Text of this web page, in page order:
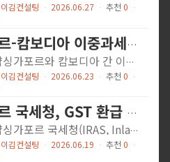
이김컨설팅 ㆍ 2026.06.27 ㆍ 추천 0 ㆍ
싱가포르-캄보디아 이중과세방지협정 제2의정서 발효
핵심 요약싱가포르와 캄보디아 간 이중과세방지협정(DTA)을 개정하는 제2의정서가 2026년 3월 6일 공식 발효되었습니다. 해당 의정서는 2023년 11월 2일 서명된 것으로, 약 2년여의 기간을 거쳐 효력이 발생하였습니다. 주요 내용으로는 협정 전문(Preamble) 수정과 함께 새로운 제28조(혜택 자격 조항)가 신설되었습니다. 이는 OECD/G20의 BEPS(세원잠식 및 이익이전 방지) 국제 기준을 협정에 반영한 것으로, 조세조약 남용 방지를 목적으로 합니다.상세 내용이번 제2의정서의 핵심은 국제적으로 합의된 BEPS(Base Erosion and Profit Shifting) 기준을 싱가포르-캄보디아 DTA에 통합한 것입니다. BEPS는 다국적 기업들이 조세조약을 이용해 세금을 부당하게 회피하는 행위를 방지하기 위해 OECD와 G20이 주도하여 마련한 국제 조세 표준입니다.새롭게 삽입된 제28조(Entitlement of Benefits, 혜택 자격 조항)은 조세조약상 혜택을 받을 수 있는 납세자의 요건을 명확히 규정합니다. 이 조항은 실질적인 사업 목적이 없는 거래 구조나 도관(Conduit) 회사를 통한 조약 남용을 차단하는 역할을 합니다. 즉, 단순히 조세 혜택을 목적으로 싱가포르 또는 캄보디아 법인을 설립·활용하는 방식은 앞으로 DTA 혜택 적용이 제한될 수 있습니다.협정 전문(Preamble)의 수정 역시 중요한 변화입니다. 개정된 전문에는 조세조약의 목적이 단순한 이중과세 방지에 그치지 않고, 탈세 및 조세 회피 방지도 포함됨을 명시하여, 조약 해석 시 과세당국이 보다 적극적으로 남용 행위를 규제할 수 있는 근거를 마련하였습니다.싱가포르 국세청(IRAS, Inland Revenue Authority of Singapore)은 제2의정서 전문을 공식 웹사이트를 통해 공개하였으며, 이는 싱가포르 재무부(Ministry of Finance) 명의로 발표되었습니다.시사점캄보디아 진출 한국 기업 주의 필요: 싱가포르 법인을 통해 캄보디아에 투자하거나 소득을 수취하는...
이김컨설팅 ㆍ 2026.06.23 ㆍ 추천 0 ㆍ
싱가포르 국세청, GST 환급 사기 대규모 단속…20곳 이상 급습
핵심 요약싱가포르 국세청(IRAS, Inland Revenue Authority of Singapore)이 2026년 3월 17일, GST(상품·서비스세) 환급 사기를 근절하기 위해 20개 이상의 사업장 및 주거지에 대한 전섬(island-wide) 동시 급습을 단행했습니다. 이번 작전에서 56세 여성 용의자 1명이 체포되었으며, 100만 싱가포르달러 이상으로 추정되는 명품 시계 179점을 포함한 회계 기록 및 전자기기 등이 압수되었습니다. 나머지 7명은 현재 조사에 협조 중이며, 물류·도매업 등 다양한 업종이 연루된 것으로 파악되었습니다.상세 내용허위 세금계산서와 페이퍼컴퍼니 동원한 조직적 사기이번 단속의 주요 용의자는 허위 매입 거래를 생성하고 거래액을 부풀린 뒤, 위조 세금계산서를 이용해 GST 환급을 부정 청구한 혐의를 받고 있습니다. 일부 사건에서는 페이퍼컴퍼니(shell company)를 활용해 허위 환급 청구를 조직적으로 진행한 정황도 포착되었습니다. 물류업과 도매업 등 여러 산업군에 걸쳐 다수의 사건이 별도로 진행 중입니다.2025년 감사 결과: 1,300개 이상 사업체 적발, 1억 달러 이상 추징IRAS는 데이터 분석 기반의 위험도 평가(risk-based approach)를 통해 정기적으로 GST 환급 청구에 대한 감사를 실시하고 있습니다. 2025년 한 해 동안 GST 환급을 청구한 1,300개 이상의 사업체가 감사를 받았으며, 잘못된 GST 신고 및 근거 없는 환급 청구 등 다양한 위반 사항이 적발되었습니다. 그 결과 세금 및 과징금 1억 싱가포르달러 이상이 추징되었습니다.GST 사기에 대한 강력한 처벌 규정싱가포르에서 GST 사기는 중범죄로 분류됩니다. 유죄 판결 시 탈루 세액의 3배에 해당하는 과징금과 함께 최대 1만 싱가포르달러의 벌금 및/또는 최대 7년의 징역형이 부과될 수 있습니다. IRAS는 자진 신고(voluntary...
이김컨설팅 ㆍ 2026.06.19 ㆍ 추천 0 ㆍ